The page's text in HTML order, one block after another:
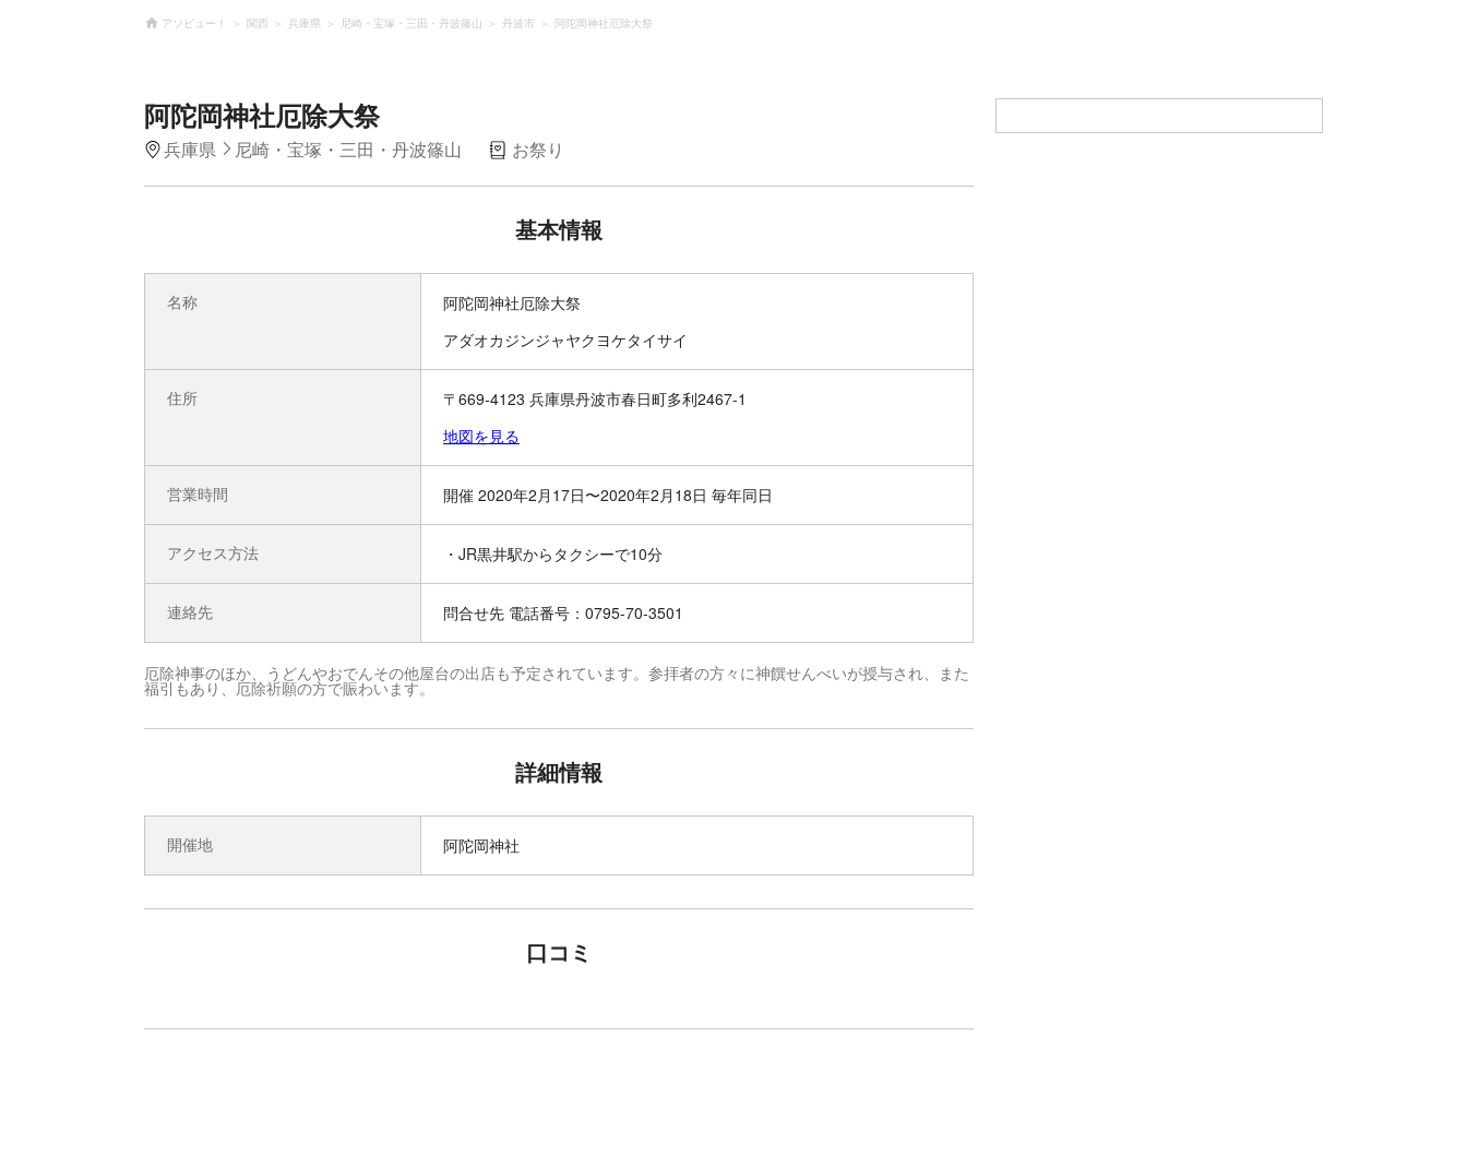
アソビュー！ 関西 兵庫県 尼崎・宝塚・三田・丹波篠山 丹波市 阿陀岡神社厄除大祭
阿陀岡神社厄除大祭
兵庫県 尼崎・宝塚・三田・丹波篠山 お祭り
基本情報
名称
阿陀岡神社厄除大祭
アダオカジンジャヤクヨケタイサイ
住所
〒669-4123 兵庫県丹波市春日町多利2467-1
地図を見る
営業時間 開催 2020年2月17日〜2020年2月18日 毎年同日
アクセス方法 ・JR黒井駅からタクシーで10分
連絡先 問合せ先 電話番号：0795-70-3501
厄除神事のほか、うどんやおでんその他屋台の出店も予定されています。参拝者の方々に神饌せんべいが授与され、また
福引もあり、厄除祈願の方で賑わいます。
詳細情報
開催地 阿陀岡神社
口コミ